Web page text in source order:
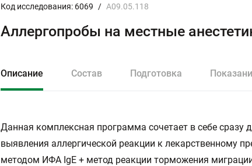
Код исследования: 6069 / A09.05.118
Аллергопробы на местные
Описание Состав Подготовка
Данная комплексная программа сочетает в себе сразу
выявления аллергической реакции к лекарственному
методом ИФА IgE + метод реакции торможения